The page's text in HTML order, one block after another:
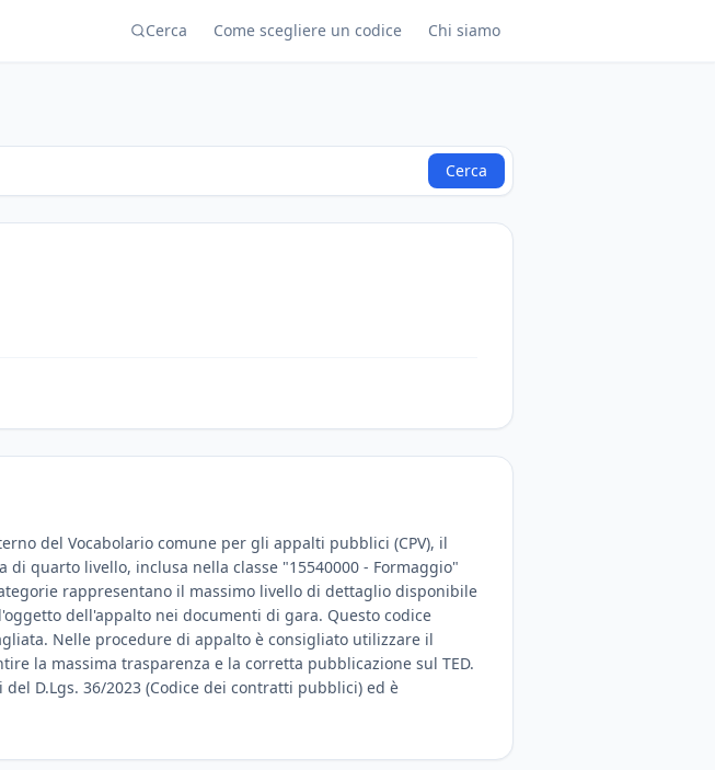
Cerca Come scegliere un codice Chi siamo
Cerca
del Vocabolario comune per gli appalti pubblici (CPV), il
quarto livello, inclusa nella classe "15540000 - Formaggio"
rappresentano il massimo livello di dettaglio disponibile
dell'appalto nei documenti di gara. Questo codice
Nelle procedure di appalto è consigliato utilizzare il
la massima trasparenza e la corretta pubblicazione sul TED.
D.Lgs. 36/2023 (Codice dei contratti pubblici) ed è